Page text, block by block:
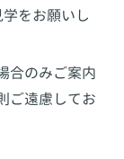
をお願いし
合のみご案内
ご遠慮してお